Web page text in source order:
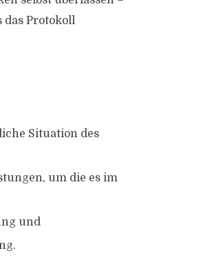
das Protokoll
Situation des
um die es im
und